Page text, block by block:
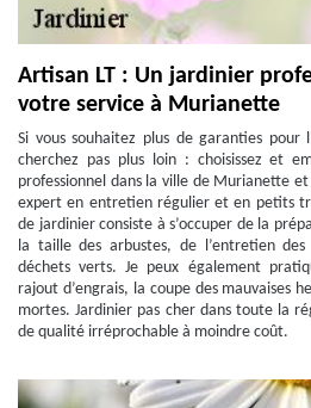
Artisan LT : Un jardinier
votre service à Murianette
Si vous souhaitez plus de garanties
cherchez pas plus loin : choisissez et
professionnel dans la ville de Murianette et
expert en entretien régulier et en petits
de jardinier consiste à s’occuper de la
la taille des arbustes, de l’entretien des
déchets verts. Je peux également
rajout d’engrais, la coupe des mauvaises
mortes. Jardinier pas cher dans toute la
de qualité irréprochable à moindre coût.